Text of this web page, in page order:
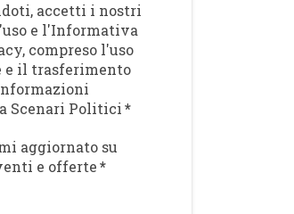
accetti i nostri
e l'Informativa
compreso l'uso
e il trasferimento
Scenari Politici*
aggiornato su
e offerte*